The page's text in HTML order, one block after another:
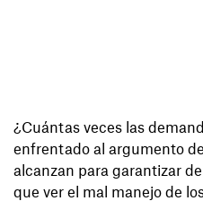
¿Cuántas veces las
enfrentado al argumento
alcanzan para garantizar
que ver el mal manejo de